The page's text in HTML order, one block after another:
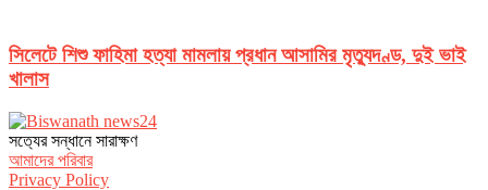
সিলেটে শিশু ফাহিমা হত্যা মামলায় প্রধান আসামির মৃত্যুদণ্ড, দুই ভাই
খালাস
সত‌্যের সন্ধানে সারাক্ষণ
আমাদের পরিবার
Privacy Policy